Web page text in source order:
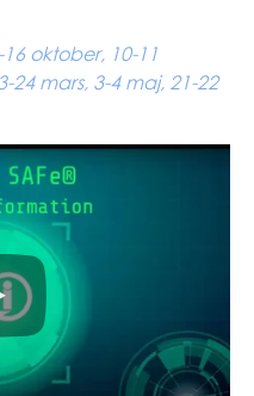
oktober, 10-11
mars, 3-4 maj, 21-22